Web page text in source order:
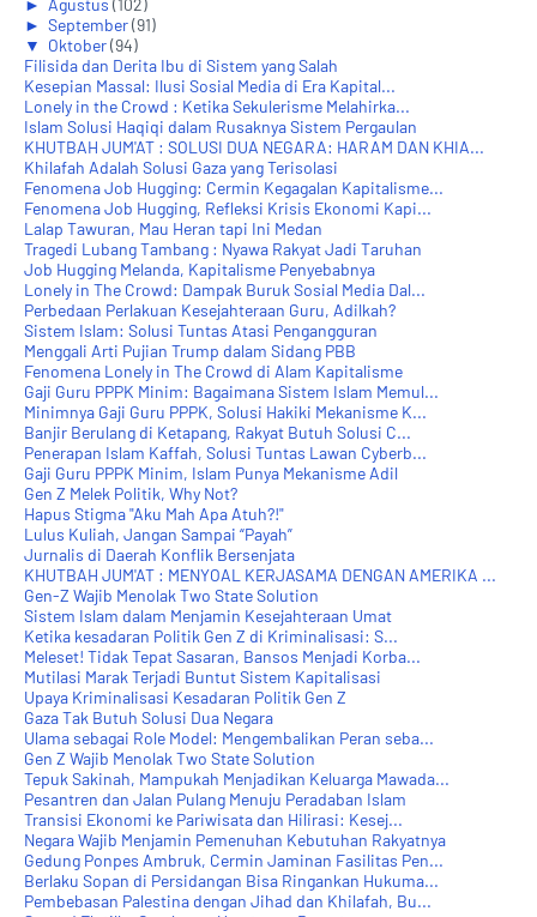
► Agustus (102)
► September(91)
▼ Oktober(94)
Filisida dan Derita Ibu di Sistem yang Salah
Kesepian Massal: Ilusi Sosial Media di Era Kapital...
Lonely in the Crowd : Ketika Sekulerisme Melahirka...
Islam Solusi Haqiqi dalam Rusaknya Sistem Pergaulan
KHUTBAH JUM'AT : SOLUSI DUA NEGARA: HARAM DAN KHIA...
Khilafah Adalah Solusi Gaza yang Terisolasi
Fenomena Job Hugging: Cermin Kegagalan Kapitalisme...
Fenomena Job Hugging, Refleksi Krisis Ekonomi Kapi...
Lalap Tawuran, Mau Heran tapi Ini Medan
Tragedi Lubang Tambang : Nyawa Rakyat Jadi Taruhan
Job Hugging Melanda, Kapitalisme Penyebabnya
Lonely in The Crowd: Dampak Buruk Sosial Media Dal...
Perbedaan Perlakuan Kesejahteraan Guru, Adilkah?
Sistem Islam: Solusi Tuntas Atasi Pengangguran
Menggali Arti Pujian Trump dalam Sidang PBB
Fenomena Lonely in The Crowd di Alam Kapitalisme
Gaji Guru PPPK Minim: Bagaimana Sistem Islam Memul...
Minimnya Gaji Guru PPPK, Solusi Hakiki Mekanisme K...
Banjir Berulang di Ketapang, Rakyat Butuh Solusi C...
Penerapan Islam Kaffah, Solusi Tuntas Lawan Cyberb...
Gaji Guru PPPK Minim, Islam Punya Mekanisme Adil
Gen Z Melek Politik, Why Not?
Hapus Stigma "Aku Mah Apa Atuh?!"
Lulus Kuliah, Jangan Sampai “Payah”
Jurnalis di Daerah Konflik Bersenjata
KHUTBAH JUM'AT : MENYOAL KERJASAMA DENGAN AMERIKA ...
Gen-Z Wajib Menolak Two State Solution
Sistem Islam dalam Menjamin Kesejahteraan Umat
Ketika kesadaran Politik Gen Z di Kriminalisasi: S...
Meleset! Tidak Tepat Sasaran, Bansos Menjadi Korba...
Mutilasi Marak Terjadi Buntut Sistem Kapitalisasi
Upaya Kriminalisasi Kesadaran Politik Gen Z
Gaza Tak Butuh Solusi Dua Negara
Ulama sebagai Role Model: Mengembalikan Peran seba...
Gen Z Wajib Menolak Two State Solution
Tepuk Sakinah, Mampukah Menjadikan Keluarga Mawada...
Pesantren dan Jalan Pulang Menuju Peradaban Islam
Transisi Ekonomi ke Pariwisata dan Hilirasi: Kesej...
Negara Wajib Menjamin Pemenuhan Kebutuhan Rakyatnya
Gedung Ponpes Ambruk, Cermin Jaminan Fasilitas Pen...
Berlaku Sopan di Persidangan Bisa Ringankan Hukuma...
Pembebasan Palestina dengan Jihad dan Khilafah, Bu...